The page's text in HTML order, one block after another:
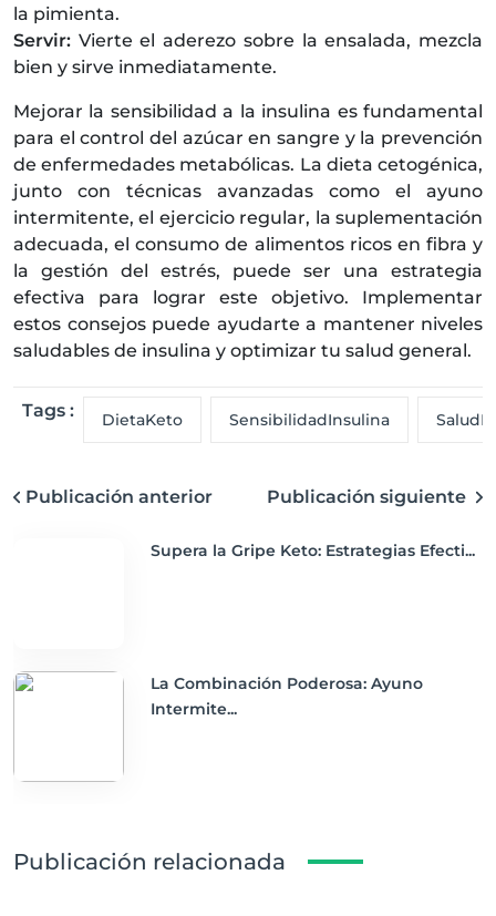
la pimienta.
Servir: Vierte el aderezo sobre la ensalada, mezcla
bien y sirve inmediatamente.
Mejorar la sensibilidad a la insulina es fundamental
para el control del azúcar en sangre y la prevención
de enfermedades metabólicas. La dieta cetogénica,
junto con técnicas avanzadas como el ayuno
intermitente, el ejercicio regular, la suplementación
adecuada, el consumo de alimentos ricos en fibra y
la gestión del estrés, puede ser una estrategia
efectiva para lograr este objetivo. Implementar
estos consejos puede ayudarte a mantener niveles
saludables de insulina y optimizar tu salud general.
Tags : DietaKeto SensibilidadInsulina
Publicación anterior Publicación siguiente
Supera la Gripe Keto: Estrategias Efecti...
La Combinación Poderosa: Ayuno
Intermite...
Publicación relacionada